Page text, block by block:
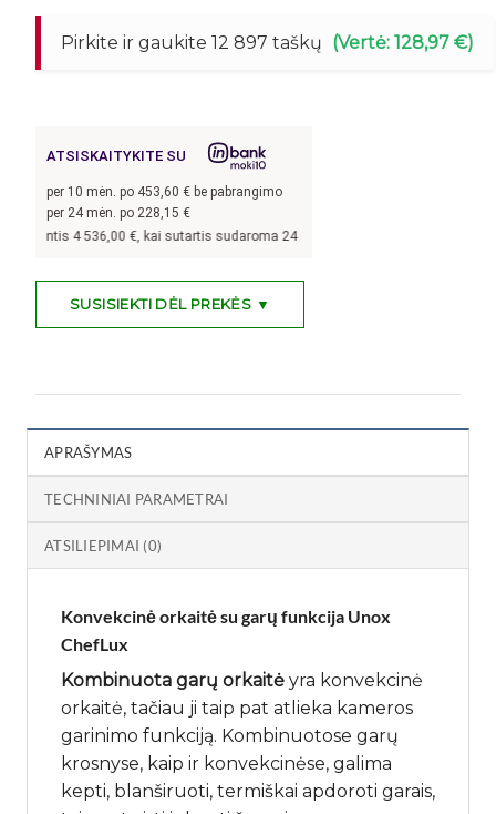
Pirkite ir gaukite 12 897 taškų (Vertė: 128,97 €)
ATSISKAITYKITE SU
per 10 mėn. po 453,60 € be pabrangimo
per 24 mėn. po 228,15 €
536,00€, kai sutartis sudaroma 24 mėn. terminui, metinė palūkanų norma –
SUSISIEKTI DĖL PREKĖS ▼
APRAŠYMAS
TECHNINIAI PARAMETRAI
ATSILIEPIMAI (0)
Konvekcinė orkaitė su garų funkcija Unox
ChefLux
Kombinuota garų orkaitė yra konvekcinė
orkaitė, tačiau ji taip pat atlieka kameros
garinimo funkciją. Kombinuotose garų
krosnyse, kaip ir konvekcinėse, galima
kepti, blanširuoti, termiškai apdoroti garais,